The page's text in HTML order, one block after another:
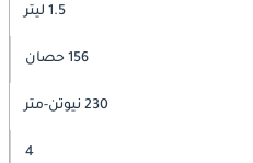
1.5 ليتر
156 حصان
230 نيوتن-متر
4